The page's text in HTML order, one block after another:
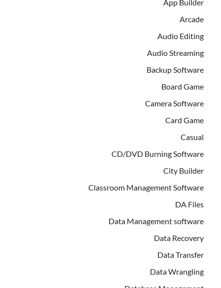
App Builder
Arcade
Audio Editing
Audio Streaming
Backup Software
Board Game
Camera Software
Card Game
Casual
CD/DVD Burning Software
City Builder
Classroom Management Software
DA Files
Data Management software
Data Recovery
Data Transfer
Data Wrangling